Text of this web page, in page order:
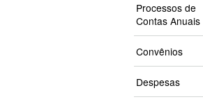
Processos de
Contas Anuais
Convênios
Despesas